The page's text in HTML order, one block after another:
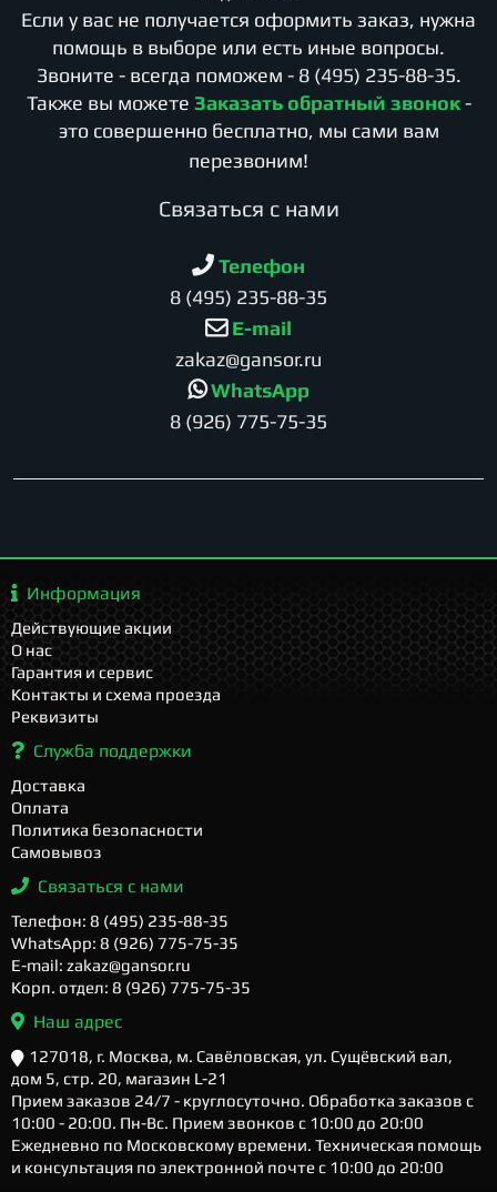
Если у вас не получается оформить заказ, нужна
помощь в выборе или есть иные вопросы.
Звоните - всегда поможем - 8 (495) 235-88-35.
Также вы можете Заказать обратный звонок -
это совершенно бесплатно, мы сами вам
перезвоним!
Cвязаться с нами
Телефон
8 (495) 235-88-35
E-mail
zakaz@gansor.ru
WhatsApp
8 (926) 775-75-35
Информация
Действующие акции
О нас
Гарантия и сервис
Контакты и схема проезда
Реквизиты
Служба поддержки
Доставка
Оплата
Политика безопасности
Самовывоз
Связаться с нами
Телефон: 8 (495) 235-88-35
WhatsApp: 8 (926) 775-75-35
E-mail: zakaz@gansor.ru
Корп. отдел: 8 (926) 775-75-35
Наш адрес
127018, г. Москва, м. Савёловская, ул. Сущёвский вал,
дом 5, стр. 20, магазин L-21
Прием заказов 24/7 - круглосуточно. Обработка заказов с
10:00 - 20:00. Пн-Вс. Прием звонков с 10:00 до 20:00
Ежедневно по Московскому времени. Техническая помощь
и консультация по электронной почте с 10:00 до 20:00